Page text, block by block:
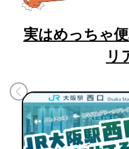
実はめっちゃ
リ